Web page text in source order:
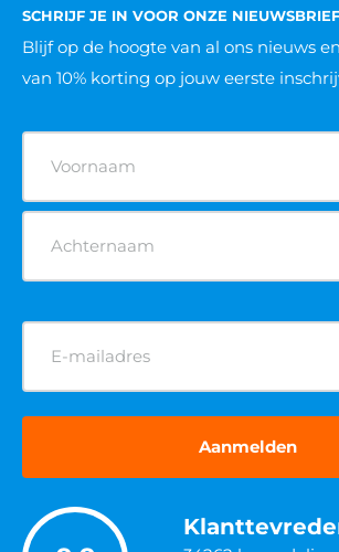
SCHRIJF JE IN VOOR ONZE NIEUWSBRIEF
Blijf op de hoogte van al ons nieuws
van 10% korting op jouw eerste
(Vereist)
E-
mailadres
(Vereist)